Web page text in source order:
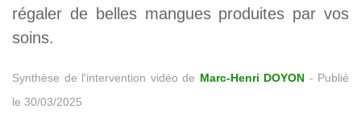
régaler de belles mangues produites par vos
soins.
Synthèse de l'intervention vidéo de Marc-Henri DOYON - Publié
le 30/03/2025